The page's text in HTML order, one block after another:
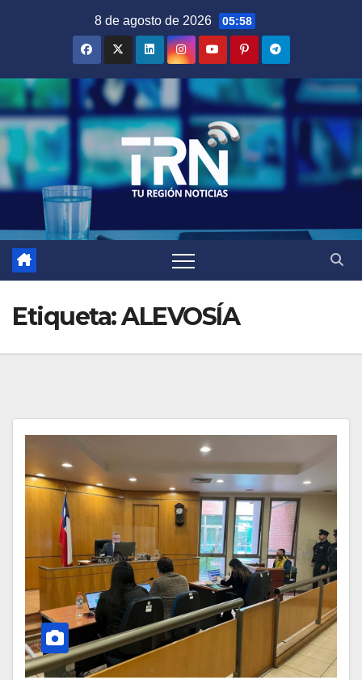
8 de agosto de 2026 05:58
Etiqueta:ALEVOSÍA